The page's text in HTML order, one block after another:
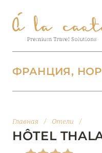
ФРАНЦИЯ,
БОРДО
Главная / Отели /
HÔTEL